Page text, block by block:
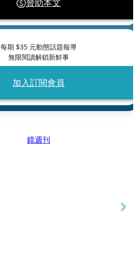
贊助本文
每期 $35 元動態話題報導
無限閱讀解鎖新鮮事
加入訂閱會員
鏡週刊